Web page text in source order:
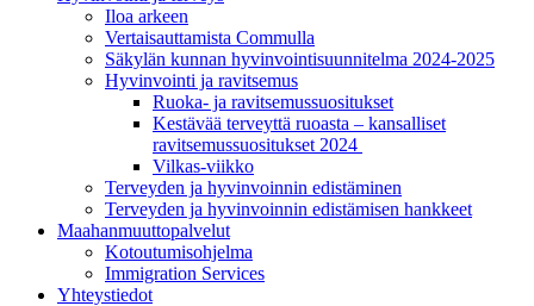
Iloa arkeen
Vertaisauttamista Commulla
Säkylän kunnan hyvinvointisuunnitelma 2024-2025
Hyvinvointi ja ravitsemus
Ruoka- ja ravitsemussuositukset
Kestävää terveyttä ruoasta – kansalliset
ravitsemussuositukset 2024
Vilkas-viikko
Terveyden ja hyvinvoinnin edistäminen
Terveyden ja hyvinvoinnin edistämisen hankkeet
Maahanmuuttopalvelut
Kotoutumisohjelma
Immigration Services
Yhteystiedot